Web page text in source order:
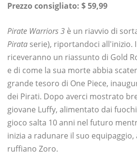
Prezzo consigliato: $ 59,99
Pirate Warriors 3 è un riavvio di
Pirata serie), riportandoci all'inizio.
riceveranno un riassunto di Gold
e di come la sua morte abbia
grande tesoro di One Piece,
dei Pirati. Dopo averci mostrato
giovane Luffy, alimentato dai
gioco salta 10 anni nel futuro
inizia a radunare il suo
ruffiano Zoro.